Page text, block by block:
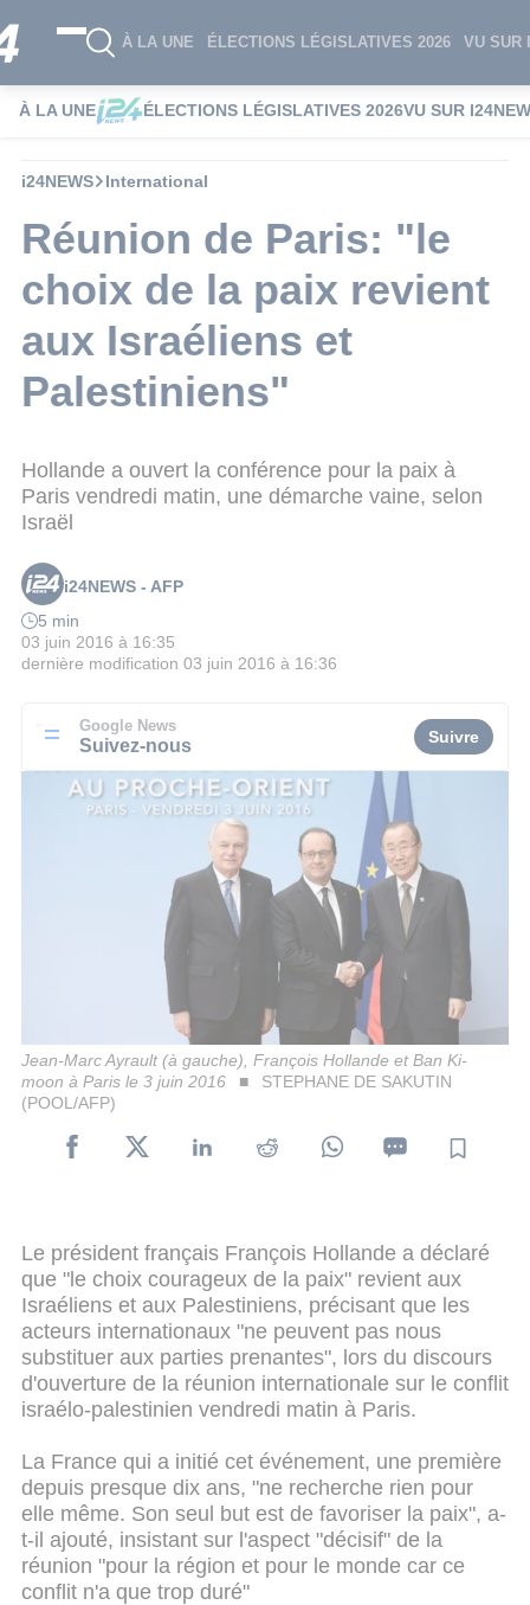
À LA UNE ÉLECTIONS LÉGISLATIVES 2026 VU SUR
À LA UNE ÉLECTIONS LÉGISLATIVES 2026VU SUR
i24NEWS International
Réunion de Paris: "le
choix de la paix revient
aux Israéliens et
Palestiniens"
Hollande a ouvert la conférence pour la paix à
Paris vendredi matin, une démarche vaine, selon
Israël
i24NEWS - AFP
5 min
03 juin 2016 à 16:35
dernière modification 03 juin 2016 à 16:36
Google News
Suivez-nous Suivre
Jean-Marc Ayrault (à gauche), François Hollande et Ban Ki-
moon à Paris le 3 juin 2016
STEPHANE DE SAKUTIN
(POOL/AFP)
Le président français François Hollande a déclaré
que "le choix courageux de la paix" revient aux
Israéliens et aux Palestiniens, précisant que les
acteurs internationaux "ne peuvent pas nous
substituer aux parties prenantes", lors du discours
d'ouverture de la réunion internationale sur le conflit
israélo-palestinien vendredi matin à Paris.
La France qui a initié cet événement, une première
depuis presque dix ans, "ne recherche rien pour
elle même. Son seul but est de favoriser la paix", a-
t-il ajouté, insistant sur l'aspect "décisif" de la
réunion "pour la région et pour le monde car ce
conflit n'a que trop duré"